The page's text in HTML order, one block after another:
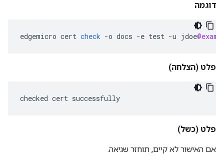
דוגמה
edgemicro cert check -o docs -e test -u jdoe
פלט (הצלחה)
checked cert successfully
פלט (כשל)
אם האישור לא קיים, תוחזר שגיאה.